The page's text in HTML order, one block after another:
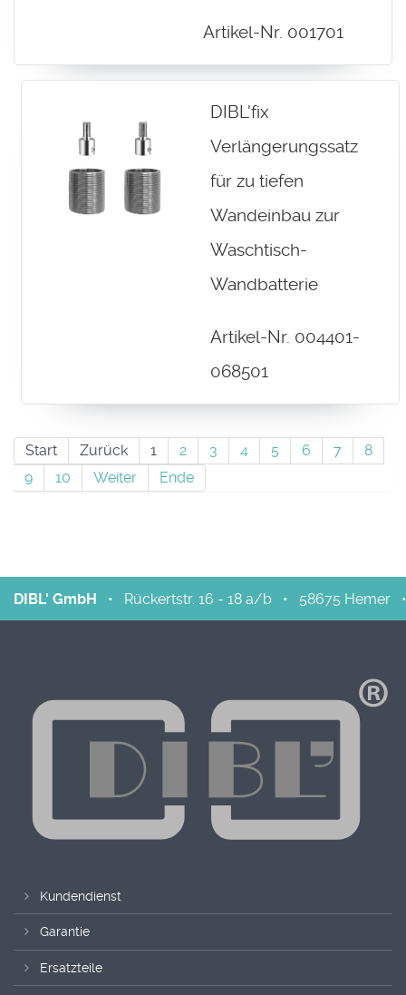
Artikel-Nr. 001701
DIBL'fix
Verlängerungssatz
für zu tiefen
Wandeinbau zur
Waschtisch-
Wandbatterie
Artikel-Nr. 004401-
068501
Start Zurück 1 2 3 4 5 6 7
8
9
10 Weiter Ende
DIBL' GmbH • Rückertstr. 16 - 18 a/b • 58675 Hemer
Kundendienst
Garantie
Ersatzteile